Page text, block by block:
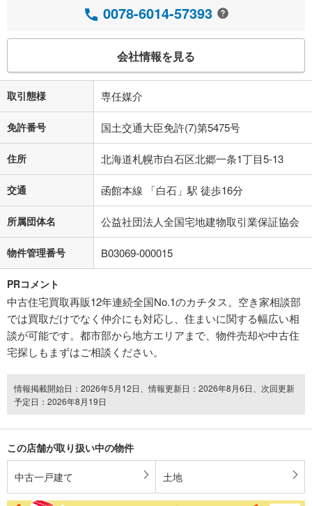
0078-6014-57393
会社情報を見る
取引態様 専任媒介
免許番号 国土交通大臣免許(7)第5475号
住所 北海道札幌市白石区北郷一条1丁目5-13
交通 函館本線 「白石」駅 徒歩16分
所属団体名 公益社団法人全国宅地建物取引業保証協会
物件管理番号 B03069-000015
PRコメント
中古住宅買取再販12年連続全国No.1のカチタス。空き家相談部
では買取だけでなく仲介にも対応し、住まいに関する幅広い相
談が可能です。都市部から地方エリアまで、物件売却や中古住
宅探しもまずはご相談ください。
情報掲載開始日：2026年5月12日、情報更新日：2026年8月6日、次回更新
予定日：2026年8月19日
この店舗が取り扱い中の物件
中古一戸建て 土地